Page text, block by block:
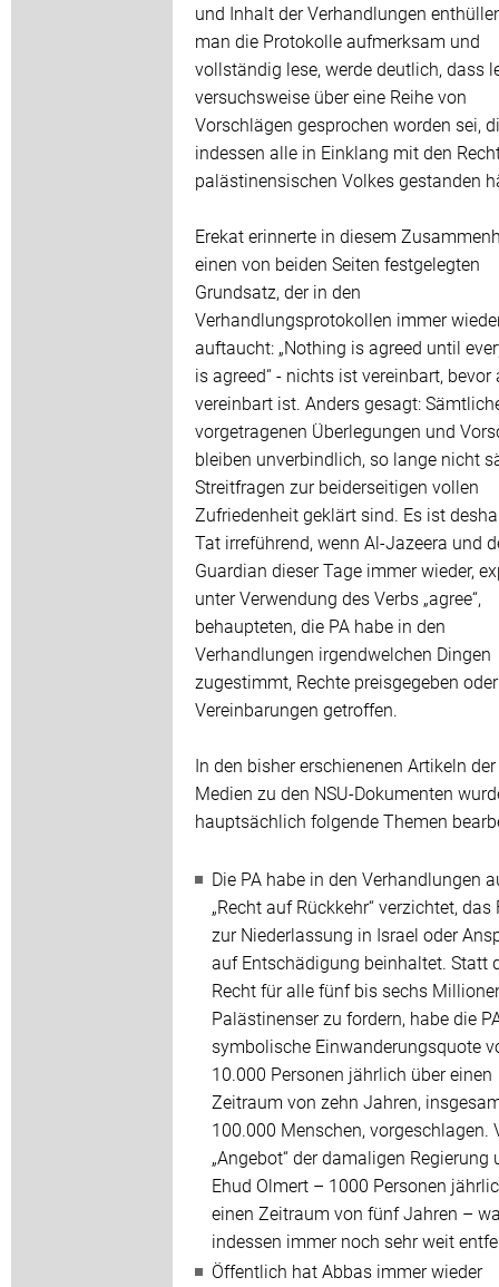
und Inhalt der Verhandlungen
man die Protokolle aufmerksam und
vollständig lese, werde deutlich, dass
versuchsweise über eine Reihe von
Vorschlägen gesprochen worden sei,
indessen alle in Einklang mit den
palästinensischen Volkes gestanden
Erekat erinnerte in diesem
einen von beiden Seiten festgelegten
Grundsatz, der in den
Verhandlungsprotokollen immer
auftaucht: „Nothing is agreed until
is agreed“ - nichts ist vereinbart, bevor
vereinbart ist. Anders gesagt:
vorgetragenen Überlegungen und
bleiben unverbindlich, so lange nicht
Streitfragen zur beiderseitigen vollen
Zufriedenheit geklärt sind. Es ist
Tat irreführend, wenn Al-Jazeera und
Guardian dieser Tage immer wieder,
unter Verwendung des Verbs „agree“,
behaupteten, die PA habe in den
Verhandlungen irgendwelchen Dingen
zugestimmt, Rechte preisgegeben
Vereinbarungen getroffen.
In den bisher erschienenen Artikeln
Medien zu den NSU-Dokumenten
hauptsächlich folgende Themen
Die PA habe in den Verhandlungen
„Recht auf Rückkehr“ verzichtet, das
zur Niederlassung in Israel oder
auf Entschädigung beinhaltet. Statt
Recht für alle fünf bis sechs
Palästinenser zu fordern, habe die
symbolische Einwanderungsquote
10.000 Personen jährlich über einen
Zeitraum von zehn Jahren,
100.000 Menschen, vorgeschlagen.
„Angebot“ der damaligen Regierung
Ehud Olmert – 1000 Personen
einen Zeitraum von fünf Jahren –
indessen immer noch sehr weit
Öffentlich hat Abbas immer wieder